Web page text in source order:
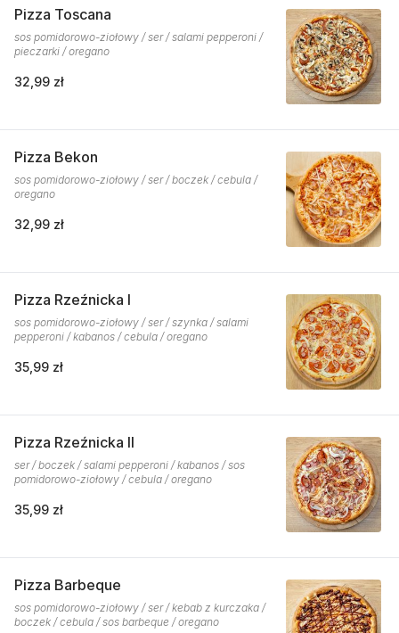
Pizza Toscana
sos pomidorowo-ziołowy / ser / salami pepperoni /
pieczarki / oregano
32,99 zł
Pizza Bekon
sos pomidorowo-ziołowy / ser / boczek / cebula /
oregano
32,99 zł
Pizza Rzeźnicka I
sos pomidorowo-ziołowy / ser / szynka / salami
pepperoni / kabanos / cebula / oregano
35,99 zł
Pizza Rzeźnicka II
ser / boczek / salami pepperoni / kabanos / sos
pomidorowo-ziołowy / cebula / oregano
35,99 zł
Pizza Barbeque
sos pomidorowo-ziołowy / ser / kebab z kurczaka /
boczek / cebula / sos barbeque / oregano